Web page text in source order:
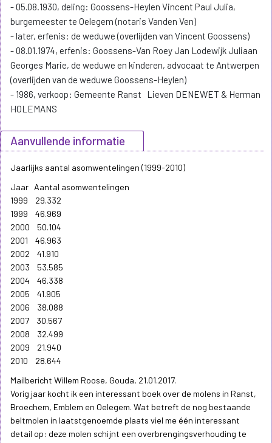
- 05.08.1930, deling: Goossens-Heylen Vincent Paul Julia,
burgemeester te Oelegem (notaris Vanden Ven)
- later, erfenis: de weduwe (overlijden van Vincent Goossens)
- 08.01.1974, erfenis: Goossens-Van Roey Jan Lodewijk Juliaan
Georges Marie, de weduwe en kinderen, advocaat te Antwerpen
(overlijden van de weduwe Goossens-Heylen)
- 1986, verkoop: Gemeente Ranst Lieven DENEWET & Herman
HOLEMANS
Aanvullende informatie
Jaarlijks aantal asomwentelingen (1999-2010)
Jaar Aantal asomwentelingen
1999 29.332
1999 46.969
2000 50.104
2001 46.963
2002 41.910
2003 53.585
2004 46.338
2005 41.905
2006 38.088
2007 30.567
2008 32.499
2009 21.940
2010 28.644
Mailbericht Willem Roose, Gouda, 21.01.2017.
Vorig jaar kocht ik een interessant boek over de molens in Ranst,
Broechem, Emblem en Oelegem. Wat betreft de nog bestaande
beltmolen in laatstgenoemde plaats viel me één interessant
detail op: deze molen schijnt een overbrengingsverhouding te